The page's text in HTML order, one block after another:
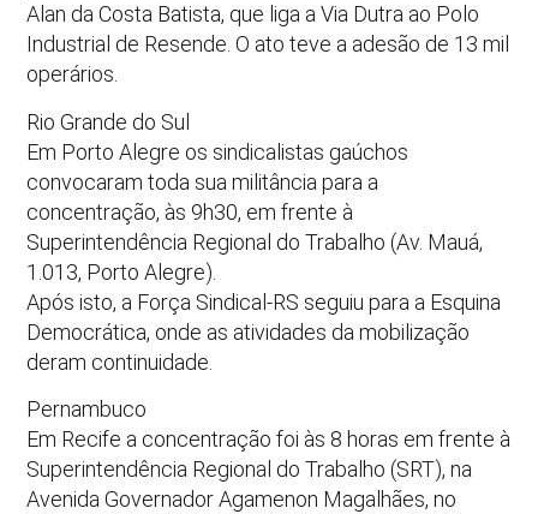
Alan da Costa Batista, que liga a Via Dutra ao Polo
Industrial de Resende. O ato teve a adesão de 13 mil
operários.
Rio Grande do Sul
Em Porto Alegre os sindicalistas gaúchos
convocaram toda sua militância para a
concentração, às 9h30, em frente à
Superintendência Regional do Trabalho (Av. Mauá,
1.013, Porto Alegre).
Após isto, a Força Sindical-RS seguiu para a Esquina
Democrática, onde as atividades da mobilização
deram continuidade.
Pernambuco
Em Recife a concentração foi às 8 horas em frente à
Superintendência Regional do Trabalho (SRT), na
Avenida Governador Agamenon Magalhães, no